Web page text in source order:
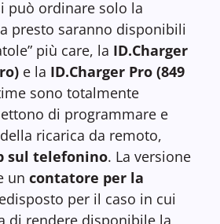
può ordinare solo la
presto saranno disponibili
più care, la ID.Charger
e la ID.Charger Pro (849
sono totalmente
di programmare e
ricarica da remoto,
sul telefonino. La versione
un contatore per la
per il caso in cui